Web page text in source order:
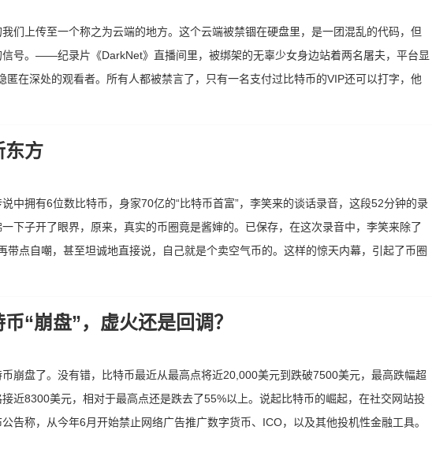
们上传至一个称之为云端的地方。这个云端被禁锢在硬盘里，是一团混乱的代码，但
号。——纪录片《DarkNet》直播间里，被绑架的无辜少女身边站着两名屠夫，平台显
匿在深处的观看者。所有人都被禁言了，只有一名支付过比特币的VIP还可以打字，他
东方
中拥有6位数比特币，身家70亿的“比特币首富”，李笑来的谈话录音，这段52分钟的录
下子开了眼界，原来，真实的币圈竟是酱婶的。已保存，在这次录音中，李笑来除了
带点自嘲，甚至坦诚地直接说，自己就是个卖空气币的。这样的惊天内幕，引起了币圈
“崩盘”，虚火还是回调？
崩盘了。没有错，比特币最近从最高点将近20,000美元到跌破7500美元，最高跌幅超
近8300美元，相对于最高点还是跌去了55%以上。说起比特币的崛起，在社交网站投
告称，从今年6月开始禁止网络广告推广数字货币、ICO，以及其他投机性金融工具。